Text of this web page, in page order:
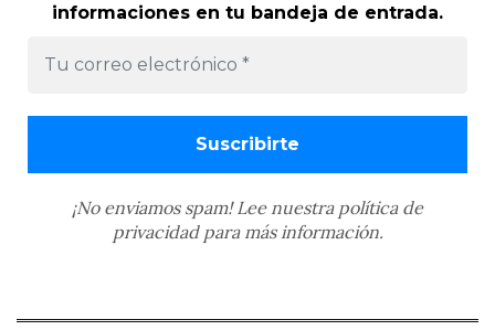
informaciones en tu bandeja de entrada.
¡No enviamos spam! Lee nuestra política de
privacidadpara más información.